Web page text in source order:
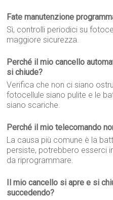
Fate manutenzione
Sì, controlli periodici su
maggiore sicurezza.
Perché il mio cancello
si chiude?
Verifica che non ci siano
fotocellule siano pulite e le
siano scariche.
Perché il mio telecomando
La causa più comune è la
persiste, potrebbero esserci
da riprogrammare.
Il mio cancello si apre e si
succedendo?